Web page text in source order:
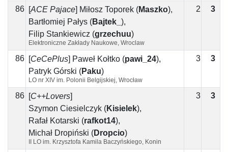
86 [ACE Pajace] Miłosz Toporek (Maszko),
Bartłomiej Pałys (Bajtek_ ),
Filip Stankiewicz (grzechuu)
Elektroniczne Zakłady Naukowe, Wroclaw
2 3
86 [CeCePlus] Paweł Kołtko (pawi_24),
Patryk Górski (Paku)
LO nr XIV im. Polonii Belgijskiej, Wrocław
3 3
86 [C++Lovers]
Szymon Ciesielczyk (Kisielek),
Rafał Kotarski (rafkot14),
Michał Dropiński (Dropcio)
II LO im. Krzysztofa Kamila Baczyńskiego, Konin
3 3